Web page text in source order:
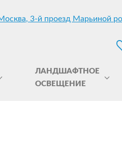
3-й проезд Марьиной
ЛАНДШАФТНОЕ
ОСВЕЩЕНИЕ